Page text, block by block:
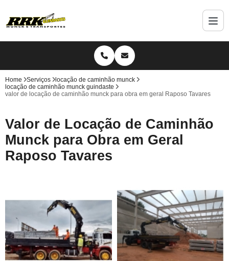
Home Serviços
locação de caminhão munck
locação de caminhão munck guindaste
valor de locação de caminhão munck para obra em geral Raposo Tavares
Valor de Locação de Caminhão
Munck para Obra em Geral
Raposo Tavares